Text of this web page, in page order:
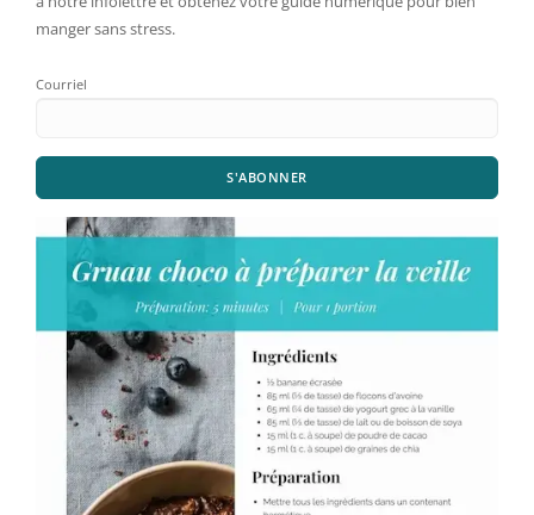
manger sans stress.
Courriel
S'ABONNER